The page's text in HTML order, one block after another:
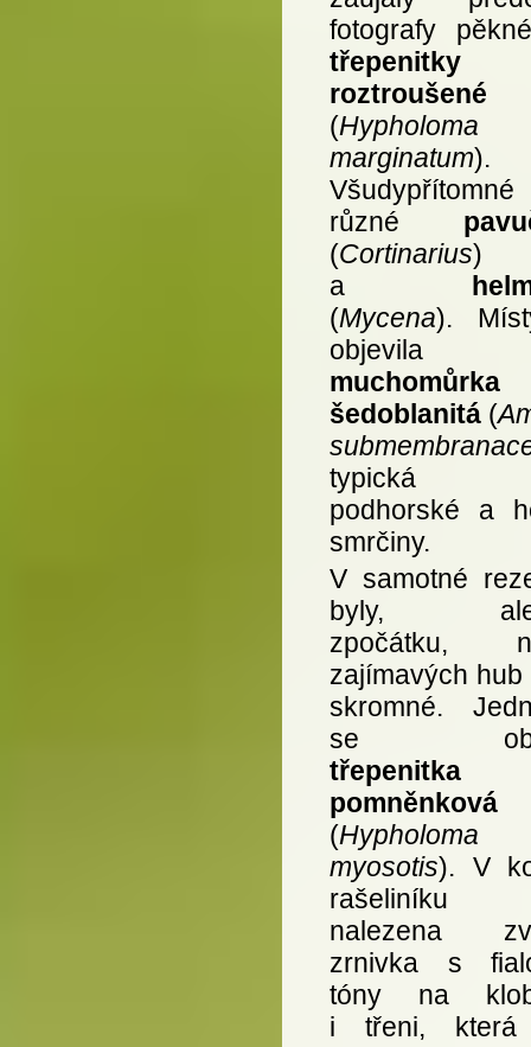
fotografy
třepenitky
roztroušené
(Hypholoma
marginatum).
různé
(Cortinarius)
a
(Mycena).
objevila
muchomůrka
šedoblanitá (
typická
podhorské a
smrčiny.
V samotné
byly,
zpočátku,
zajímavých hub
skromné.
se
třepenitka
pomněnková
(Hypholoma
myosotis). V
rašeliníku
nalezena
zrnivka s
tóny na
i třeni, která